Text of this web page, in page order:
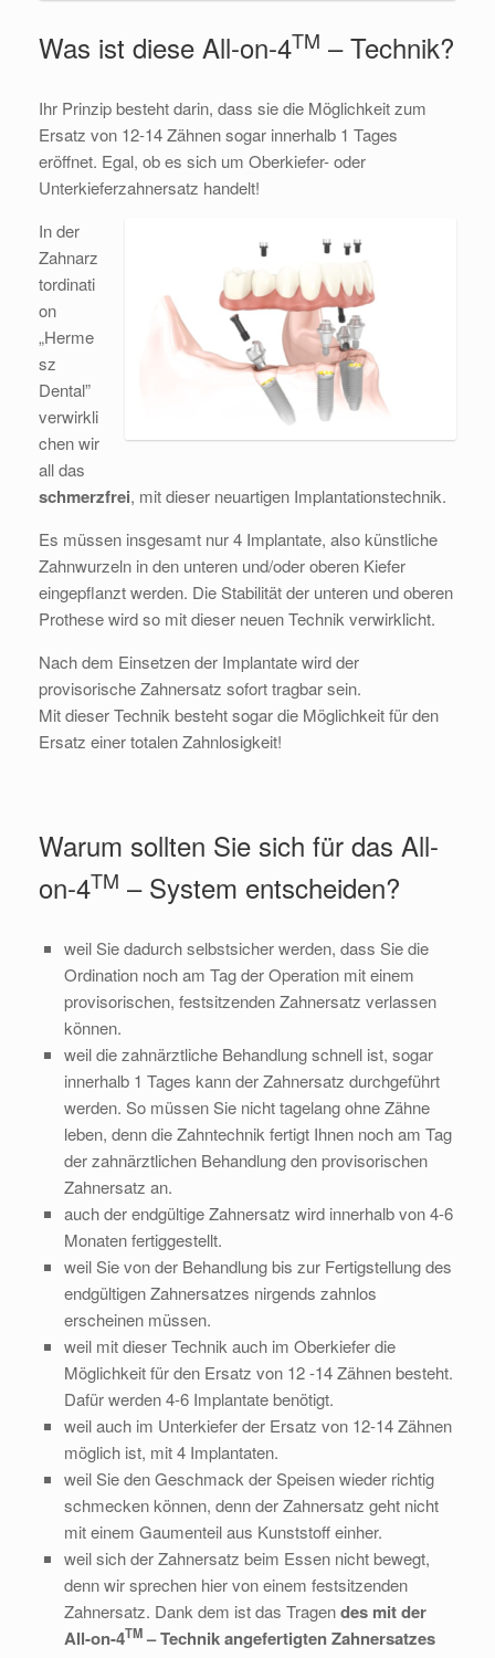
Was ist diese All-on-4TM – Technik?
Ihr Prinzip besteht darin, dass sie die Möglichkeit zum
Ersatz von 12-14 Zähnen sogar innerhalb 1 Tages
eröffnet. Egal, ob es sich um Oberkiefer- oder
Unterkieferzahnersatz handelt!
In der
Zahnarz
tordinati
on
„Herme
sz
Dental”
verwirkli
chen wir
all das
schmerzfrei, mit dieser neuartigen Implantationstechnik.
Es müssen insgesamt nur 4 Implantate, also künstliche
Zahnwurzeln in den unteren und/oder oberen Kiefer
eingepflanzt werden. Die Stabilität der unteren und oberen
Prothese wird so mit dieser neuen Technik verwirklicht.
Nach dem Einsetzen der Implantate wird der
provisorische Zahnersatz sofort tragbar sein.
Mit dieser Technik besteht sogar die Möglichkeit für den
Ersatz einer totalen Zahnlosigkeit!
Warum sollten Sie sich für das All-
on-4TM – System entscheiden?
weil Sie dadurch selbstsicher werden, dass Sie die
Ordination noch am Tag der Operation mit einem
provisorischen, festsitzenden Zahnersatz verlassen
können.
weil die zahnärztliche Behandlung schnell ist, sogar
innerhalb 1 Tages kann der Zahnersatz durchgeführt
werden. So müssen Sie nicht tagelang ohne Zähne
leben, denn die Zahntechnik fertigt Ihnen noch am Tag
der zahnärztlichen Behandlung den provisorischen
Zahnersatz an.
auch der endgültige Zahnersatz wird innerhalb von 4-6
Monaten fertiggestellt.
weil Sie von der Behandlung bis zur Fertigstellung des
endgültigen Zahnersatzes nirgends zahnlos
erscheinen müssen.
weil mit dieser Technik auch im Oberkiefer die
Möglichkeit für den Ersatz von 12 -14 Zähnen besteht.
Dafür werden 4-6 Implantate benötigt.
weil auch im Unterkiefer der Ersatz von 12-14 Zähnen
möglich ist, mit 4 Implantaten.
weil Sie den Geschmack der Speisen wieder richtig
schmecken können, denn der Zahnersatz geht nicht
mit einem Gaumenteil aus Kunststoff einher.
weil sich der Zahnersatz beim Essen nicht bewegt,
denn wir sprechen hier von einem festsitzenden
Zahnersatz. Dank dem ist das Tragendes mit der
All-on-4TM– Technik angefertigten Zahnersatzes